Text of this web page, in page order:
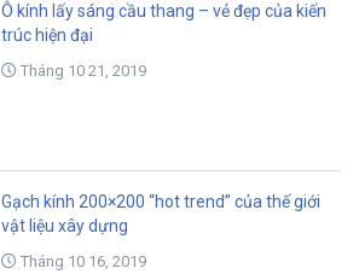
Ô kính lấy sáng cầu thang – vẻ đẹp của kiến
trúc hiện đại
Tháng 10 21, 2019
Gạch kính 200×200 “hot trend” của thế giới
vật liệu xây dựng
Tháng 10 16, 2019